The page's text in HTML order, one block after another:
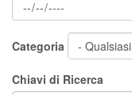
Categoria
Chiavi di Ricerca